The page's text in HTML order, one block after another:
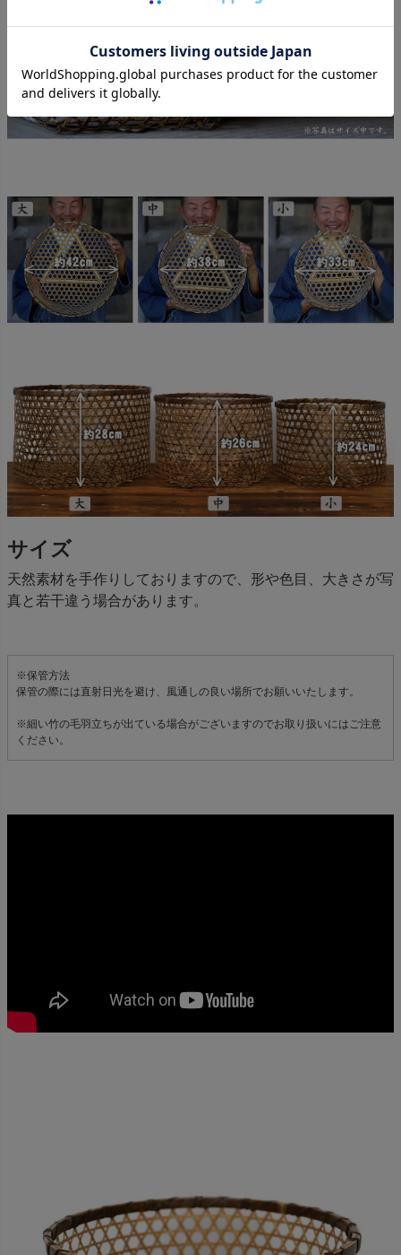
サイズ
天然素材を手作りしておりますので、形や色目、大きさが写
真と若干違う場合があります。
※保管方法
保管の際には直射日光を避け、風通しの良い場所でお願いいたします。
※細い竹の毛羽立ちが出ている場合がございますのでお取り扱いにはご注意
ください。